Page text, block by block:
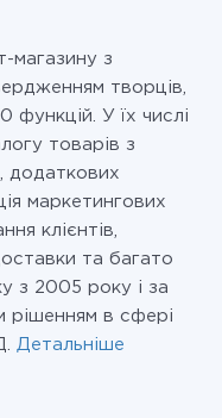
магазину з
творців,
функцій. У їх числі
товарів з
додаткових
маркетингових
клієнтів,
та багато
з 2005 року і за
рішенням в сфері
Детальніше